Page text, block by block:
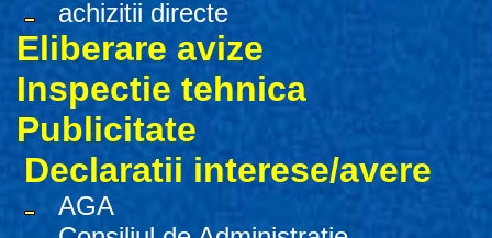
achizitii directe
Eliberare avize
Inspectie tehnica
Publicitate
Declaratii interese/avere
AGA